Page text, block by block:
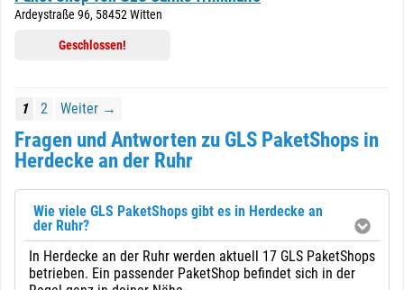
Ardeystraße 96, 58452 Witten
Geschlossen!
1 2 Weiter →
Fragen und Antworten zu GLS PaketShops in
Herdecke an der Ruhr
Wie viele GLS PaketShops gibt es in Herdecke an
der Ruhr?
In Herdecke an der Ruhr werden aktuell 17 GLS PaketShops
betrieben. Ein passender PaketShop befindet sich in der